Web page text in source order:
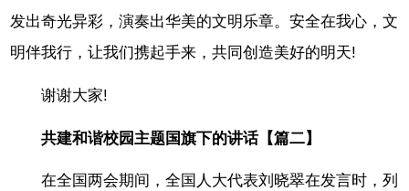
发出奇光异彩，演奏出华美的文明乐章。安全在我心，文
明伴我行，让我们携起手来，共同创造美好的明天!
谢谢大家!
共建和谐校园主题国旗下的讲话【篇二】
在全国两会期间，全国人大代表刘晓翠在发言时，列